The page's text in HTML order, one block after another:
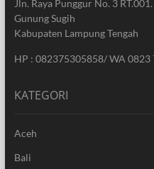
Jln. Raya Punggur No. 3
Gunung Sugih
Kabupaten Lampung Tengah
HP : 082375305858/ WA 0823
KATEGORI
Aceh
Bali